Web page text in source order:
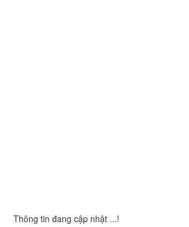
Thông tin đang cập nhật ...!